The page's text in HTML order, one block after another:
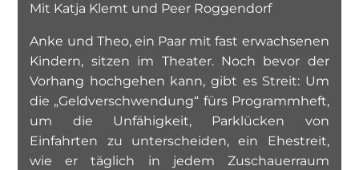
Mit Katja Klemt und Peer Roggendorf
Anke und Theo, ein Paar mit fast erwachsenen
Kindern, sitzen im Theater. Noch bevor der
Vorhang hochgehen kann, gibt es Streit: Um
die „Geldverschwendung“ fürs Programmheft,
um die Unfähigkeit, Parklücken von
Einfahrten zu unterscheiden, ein Ehestreit,
wie er täglich in jedem Zuschauerraum